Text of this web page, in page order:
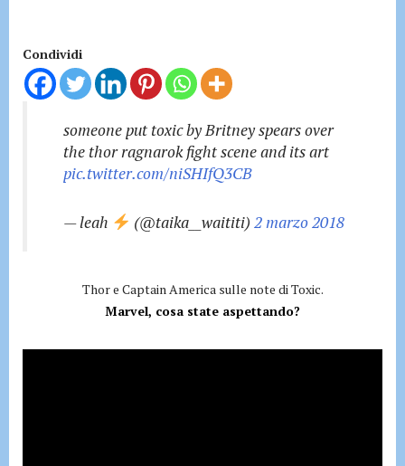
t
o
Condividi
someone put toxic by Britney spears over
the thor ragnarok fight scene and its art
pic.twitter.com/niSHIfQ3CB
— leah (@taika__waititi) 2 marzo 2018
Thor e Captain America sulle note di Toxic.
Marvel, cosa state aspettando?